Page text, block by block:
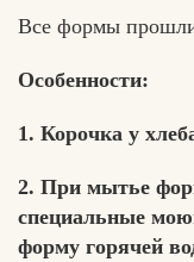
Все формы
Особенности:
1. Корочка у
2. При мытье
специальные
форму горячей